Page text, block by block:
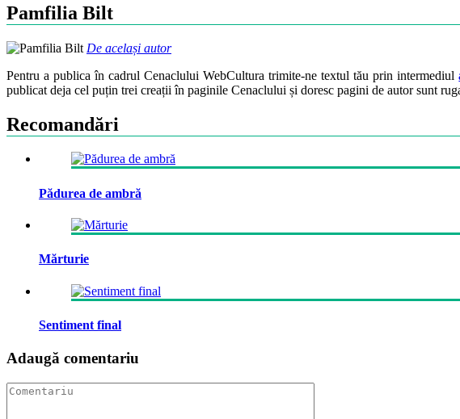
Pamfilia Bilt
De același autor
Pentru a publica în cadrul Cenaclului WebCultura trimite-ne textul tău prin intermediul
publicat deja cel puțin trei creații în paginile Cenaclului și doresc pagini de autor sunt
Recomandări
Pădurea de ambră
Mărturie
Sentiment final
Adaugă comentariu